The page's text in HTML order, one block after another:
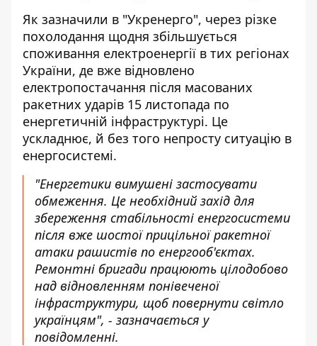
Як зазначили в "Укренерго", через різке
похолодання щодня збільшується
споживання електроенергії в тих регіонах
України, де вже відновлено
електропостачання після масованих
ракетних ударів 15 листопада по
енергетичній інфраструктурі. Це
ускладнює, й без того непросту ситуацію в
енергосистемі.
"Енергетики вимушені застосувати
обмеження. Це необхідний захід для
збереження стабільності енергосистеми
після вже шостої прицільної ракетної
атаки рашистів по енергооб'єктах.
Ремонтні бригади працюють цілодобово
над відновленням понівеченої
інфраструктури, щоб повернути світло
українцям", - зазначається у
повідомленні.